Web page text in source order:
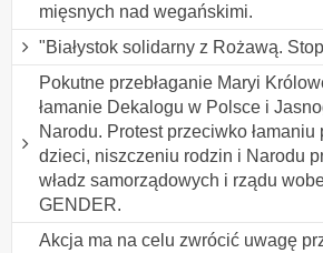
mięsnych nad wegańskimi.
"Białystok solidarny z Rożawą.
Pokutne przebłaganie Maryi
łamanie Dekalogu w Polsce i
Narodu. Protest przeciwko
dzieci, niszczeniu rodzin i Narodu
władz samorządowych i rządu
GENDER.
Akcja ma na celu zwrócić uwagę